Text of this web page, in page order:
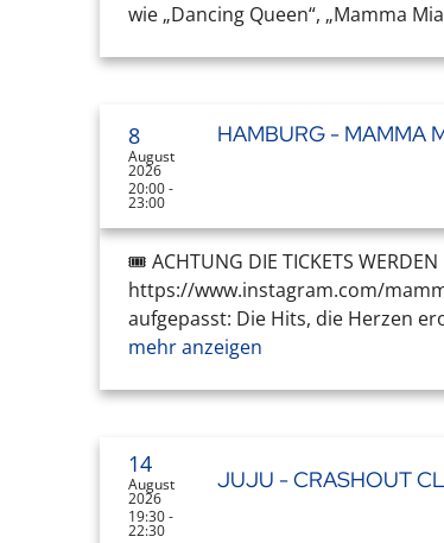
wie „Dancing Queen“, „Mamma
8
August
2026
20:00 -
23:00
HAMBURG - MAMMA
🎟️ ACHTUNG DIE TICKETS
https://www.instagram.com/
aufgepasst: Die Hits, die Herzen
mehr anzeigen
14
August
2026
19:30 -
22:30
JUJU - CRASHOUT